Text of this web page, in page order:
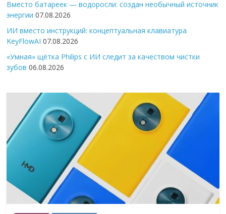
Вместо батареек — водоросли: создан необычный источник
энергии 07.08.2026
ИИ вместо инструкций: концептуальная клавиатура
KeyFlowAI 07.08.2026
«Умная» щётка Philips с ИИ следит за качеством чистки
зубов 06.08.2026